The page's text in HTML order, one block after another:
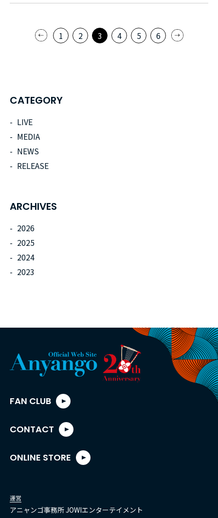
1 2 3 4 5 6
CATEGORY
LIVE
MEDIA
NEWS
RELEASE
ARCHIVES
2026
2025
2024
2023
FAN CLUB
CONTACT
ONLINE STORE
運営
アニャンゴ事務所 JOWIエンターテイメント